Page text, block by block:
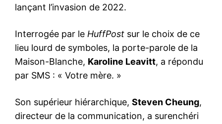
lançant l’invasion de 2022.
Interrogée par le HuffPost sur le choix de ce
lieu lourd de symboles, la porte-parole de la
Maison-Blanche, Karoline Leavitt, a répondu
par SMS : « Votre mère. »
Son supérieur hiérarchique, Steven Cheung,
directeur de la communication, a surenchéri